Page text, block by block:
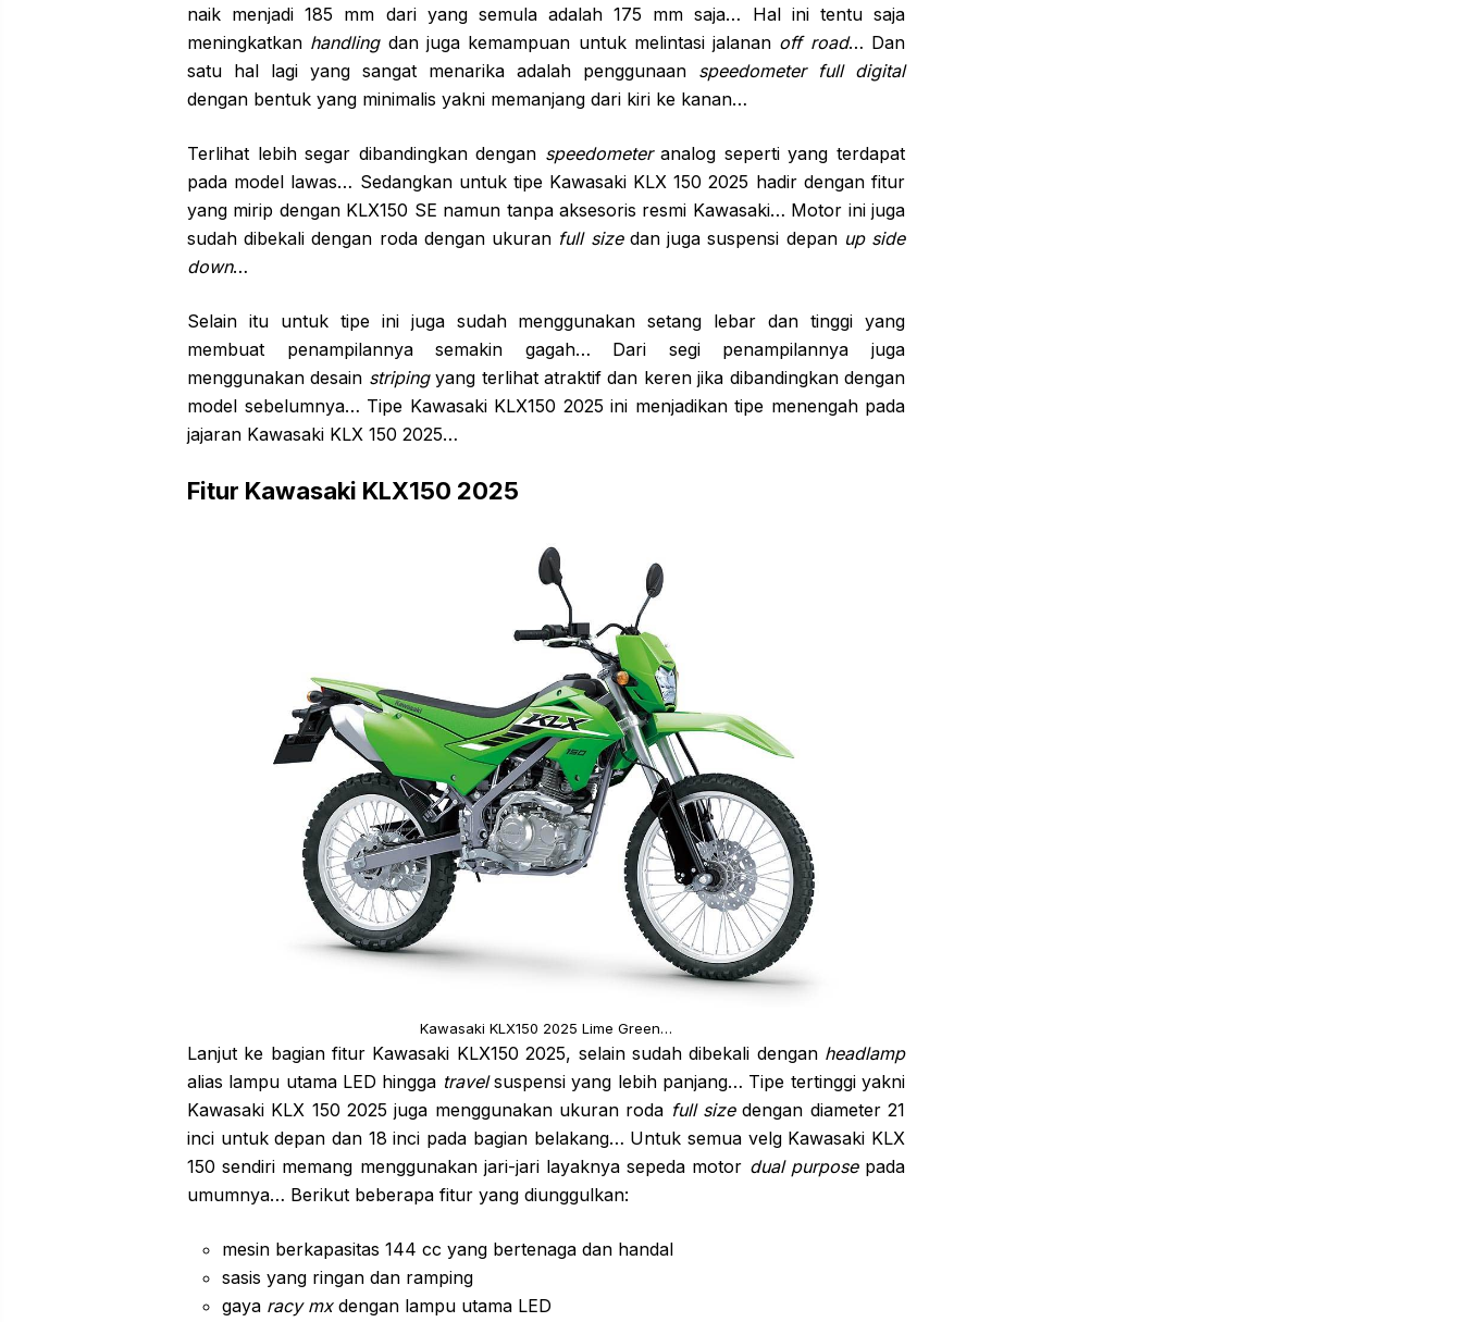
naik menjadi 185 mm dari yang semula adalah 175 mm saja… Hal ini tentu saja
meningkatkan handlingdan juga kemampuan untuk melintasi jalanan off road… Dan
satu hal lagi yang sangat menarika adalah penggunaan speedometer full digital
dengan bentuk yang minimalis yakni memanjang dari kiri ke kanan…
Terlihat lebih segar dibandingkan dengan speedometeranalog seperti yang terdapat
pada model lawas… Sedangkan untuk tipe Kawasaki KLX 150 2025 hadir dengan fitur
yang mirip dengan KLX150 SE namun tanpa aksesoris resmi Kawasaki… Motor ini juga
sudah dibekali dengan roda dengan ukuran full sizedan juga suspensi depan up side
down…
Selain itu untuk tipe ini juga sudah menggunakan setang lebar dan tinggi yang
membuat penampilannya semakin gagah… Dari segi penampilannya juga
menggunakan desain stripingyang terlihat atraktif dan keren jika dibandingkan dengan
model sebelumnya… Tipe Kawasaki KLX150 2025 ini menjadikan tipe menengah pada
jajaran Kawasaki KLX 150 2025…
Fitur Kawasaki KLX150 2025
Kawasaki KLX150 2025 Lime Green…
Lanjut ke bagian fitur Kawasaki KLX150 2025, selain sudah dibekali dengan headlamp
alias lampu utama LED hingga travelsuspensi yang lebih panjang… Tipe tertinggi yakni
Kawasaki KLX 150 2025 juga menggunakan ukuran roda full sizedengan diameter 21
inci untuk depan dan 18 inci pada bagian belakang… Untuk semua velg Kawasaki KLX
150 sendiri memang menggunakan jari-jari layaknya sepeda motor dual purposepada
umumnya… Berikut beberapa fitur yang diunggulkan:
mesin berkapasitas 144 cc yang bertenaga dan handal
sasis yang ringan dan ramping
gaya racy mxdengan lampu utama LED